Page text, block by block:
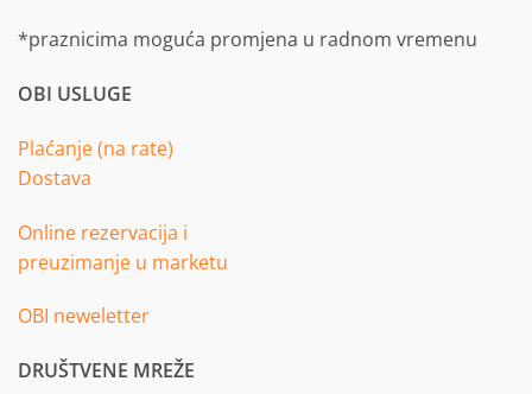
*praznicima moguća promjena u radnom vremenu
OBI USLUGE
Plaćanje (na rate)
Dostava
Online rezervacija i
preuzimanje u marketu
OBI neweletter
DRUŠTVENE MREŽE